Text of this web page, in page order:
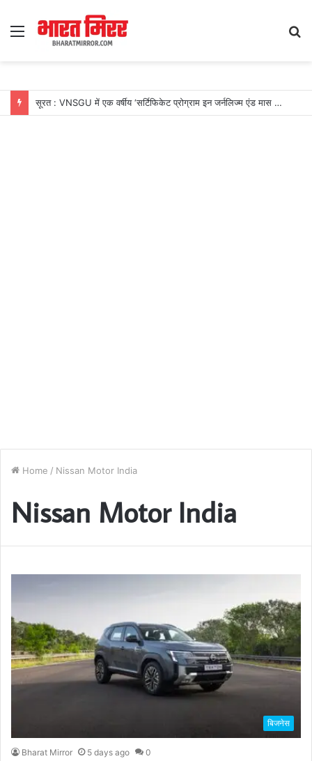
Menu
सूरत : VNSGU में एक वर्षीय ‘सर्टिफिकेट प्रोग्राम इन जर्नलिज्म एंड मास कम्युनिकेशन’ का शुभारंभ
Home / Nissan Motor India
Nissan Motor India
बिजनेस
Bharat Mirror 5 days ago 0